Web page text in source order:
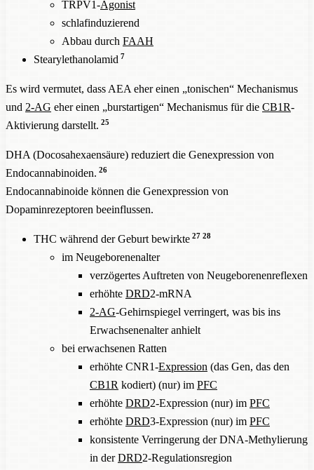
TRPV1-Agonist
schlafinduzierend
Abbau durch FAAH
Stearylethanolamid 7
Es wird vermutet, dass AEA eher einen „tonischen“ Mechanismus
und 2-AG eher einen „burstartigen“ Mechanismus für die CB1R-
Aktivierung darstellt. 25
DHA (Docosahexaensäure) reduziert die Genexpression von
Endocannabinoiden. 26
Endocannabinoide können die Genexpression von
Dopaminrezeptoren beeinflussen.
THC während der Geburt bewirkte 27 28
im Neugeborenenalter
verzögertes Auftreten von Neugeborenenreflexen
erhöhte DRD2-mRNA
2-AG-Gehirnspiegel verringert, was bis ins
Erwachsenenalter anhielt
bei erwachsenen Ratten
erhöhte CNR1-Expression (das Gen, das den
CB1R kodiert) (nur) im PFC
erhöhte DRD2-Expression (nur) im PFC
erhöhte DRD3-Expression (nur) im PFC
konsistente Verringerung der DNA-Methylierung
in derDRD2-Regulationsregion